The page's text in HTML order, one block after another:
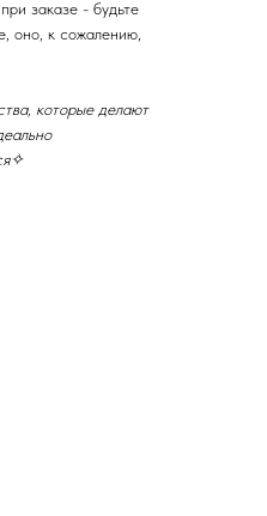
заказе - будьте
оно, к сожалению,
которые делают